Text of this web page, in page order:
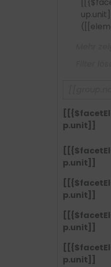
up.unit]]
p.unit]]
p.unit]]
p.unit]]
p.unit]]
p.unit]]